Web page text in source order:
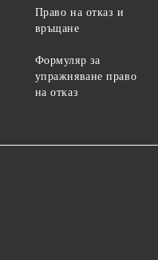
Право на отказ и
връщане
Формуляр за
упражняване право
на отказ